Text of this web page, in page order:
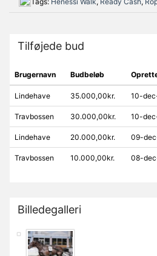
Tilføjede bud
Brugernavn Budbeløb
Lindehave 35.000,00kr. 10-
Travbossen 30.000,00kr. 10-
Lindehave 20.000,00kr. 09-
Travbossen 10.000,00kr. 08-
Billedegalleri